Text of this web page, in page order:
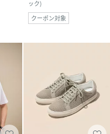
ック)
クーポン対象